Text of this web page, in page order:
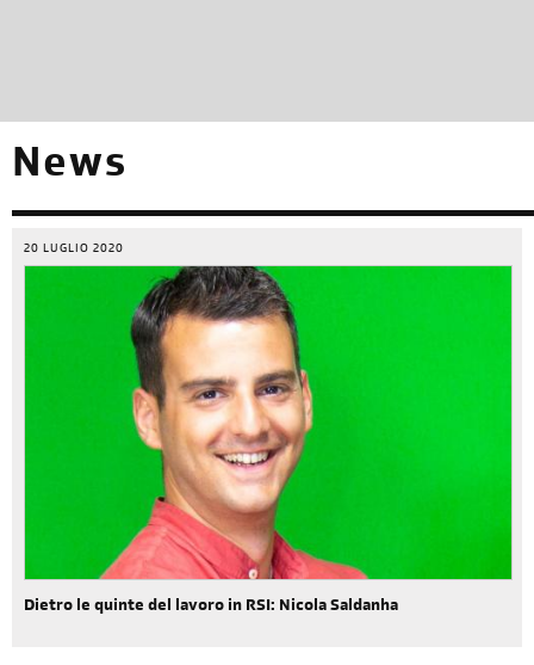
News
20 LUGLIO 2020
Dietro le quinte del lavoro in RSI: Nicola Saldanha